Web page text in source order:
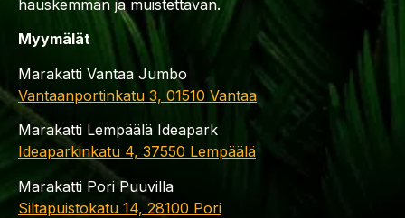
hauskemman ja muistettavan.
Myymälät
Marakatti Vantaa Jumbo
Vantaanportinkatu 3, 01510 Vantaa
Marakatti Lempäälä Ideapark
Ideaparkinkatu 4, 37550 Lempäälä
Marakatti Pori Puuvilla
Siltapuistokatu 14, 28100 Pori